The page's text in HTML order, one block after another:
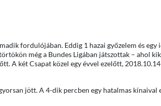
fordulójában. Eddig 1 hazai győzelem és egy
még a Bundes Ligában játszottak – ahol
A két Csapat közel egy évvel ezelőtt,
jött. A 4-dik percben egy hatalmas kínaival